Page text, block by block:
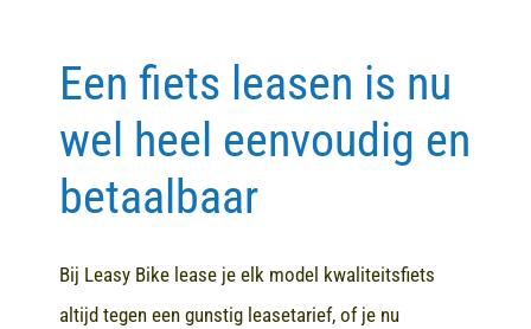
Contact
Een fiets leasen is nu
wel heel eenvoudig en
betaalbaar
Bij Leasy Bike lease je elk model kwaliteitsfiets
altijd tegen een gunstig leasetarief, of je nu